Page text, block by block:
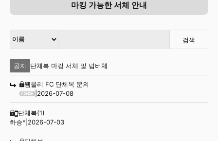
마킹 가능한 서체 안내
검색
공지 단체복 마킹 서체 및 넘버체
웸블리 FC 단체복 문의
2026-07-08
단체복(1)
하승* 2026-07-03